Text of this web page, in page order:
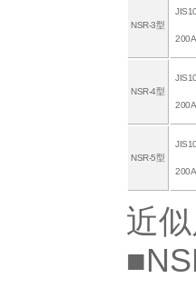
NSR-3型
NSR-4型
NSR-5型
近